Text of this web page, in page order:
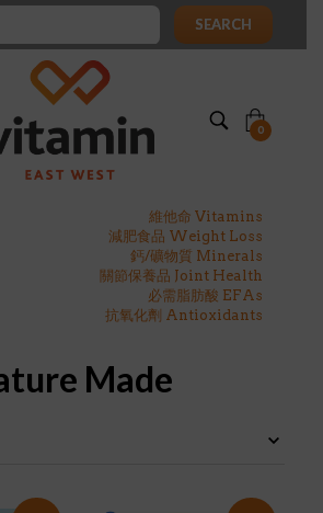
SEARCH
0
維他命 Vitamins
減肥食品 Weight Loss
鈣/礦物質 Minerals
關節保養品 Joint Health
必需脂肪酸 EFAs
抗氧化劑 Antioxidants
Made